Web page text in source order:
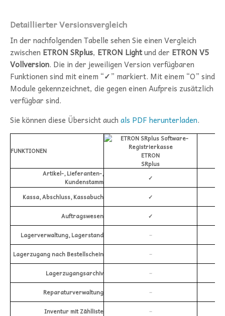
Detaillierter Versionsvergleich
In der nachfolgenden Tabelle sehen Sie einen Vergleich
zwischen ETRON SRplus, ETRON Lightund der ETRON V5
Vollversion. Die in der jeweiligen Version verfügbaren
Funktionen sind mit einem “✓” markiert. Mit einem “O” sind
Module gekennzeichnet, die gegen einen Aufpreis zusätzlich
verfügbar sind.
Sie können diese Übersicht auch als PDF herunterladen.
FUNKTIONEN
ETRON
SRplus
Artikel-, Lieferanten-,
Kundenstamm
✓
Kassa, Abschluss, Kassabuch ✓
Auftragswesen ✓
Lagerverwaltung, Lagerstand –
Lagerzugang nach Bestellschein –
Lagerzugangsarchiv –
Reparaturverwaltung –
Inventur mit Zählliste
–